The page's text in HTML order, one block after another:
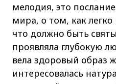
мелодия, это
мира, о том, как
что должно быть
проявляла глубокую
вела здоровый образ
интересовалась